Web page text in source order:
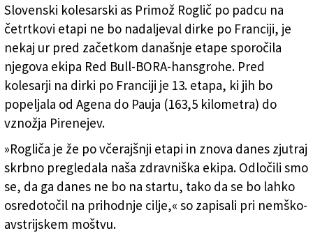
Včerajšnji padec mu je najbrž vzel možnost za skupno
zmago na dirki (ANSA)
Slovenski kolesarski as Primož Roglič po padcu na
četrtkovi etapi ne bo nadaljeval dirke po Franciji, je
nekaj ur pred začetkom današnje etape sporočila
njegova ekipa Red Bull-BORA-hansgrohe. Pred
kolesarji na dirki po Franciji je 13. etapa, ki jih bo
popeljala od Agena do Pauja (163,5 kilometra) do
vznožja Pirenejev.
»Rogliča je že po včerajšnji etapi in znova danes zjutraj
skrbno pregledala naša zdravniška ekipa. Odločili smo
se, da ga danes ne bo na startu, tako da se bo lahko
osredotočil na prihodnje cilje,« so zapisali pri nemško-
avstrijskem moštvu.